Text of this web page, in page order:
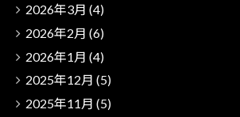
2026年3月 (4)
2026年2月 (6)
2026年1月 (4)
2025年12月 (5)
2025年11月 (5)